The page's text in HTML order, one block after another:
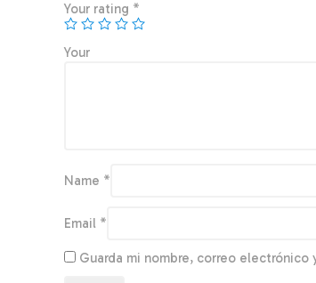
Your rating *
Name *
Email *
Guarda mi nombre, correo